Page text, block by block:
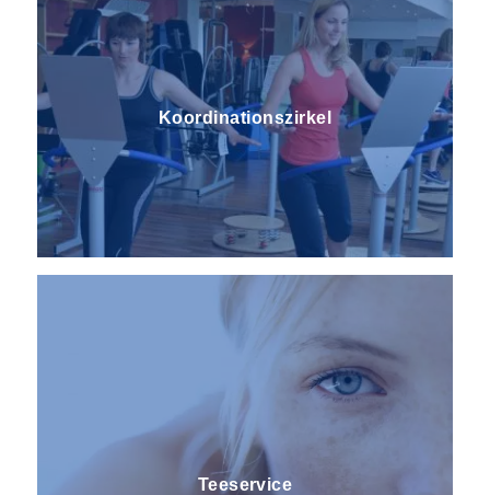
Koordinationszirkel
Teeservice